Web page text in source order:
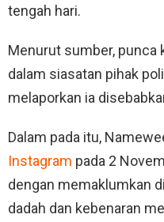
tengah hari.
Menurut sumber, punca
dalam siasatan pihak
melaporkan ia
Dalam pada itu,
Instagram pada 2
dengan memaklumkan
dadah dan kebenaran